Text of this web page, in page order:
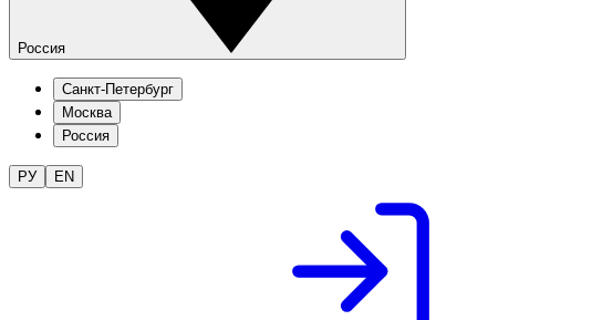
Россия
Санкт-Петербург
Москва
Россия
РУ EN